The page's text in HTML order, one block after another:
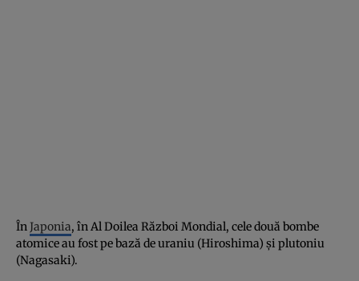
În Japonia, în Al Doilea Război Mondial, cele două bombe
atomice au fost pe bază de uraniu (Hiroshima) şi plutoniu
(Nagasaki).